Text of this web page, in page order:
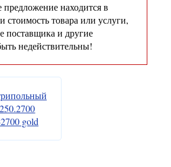
находится в
стоимость товара или услуги,
поставщика и другие
недействительны!